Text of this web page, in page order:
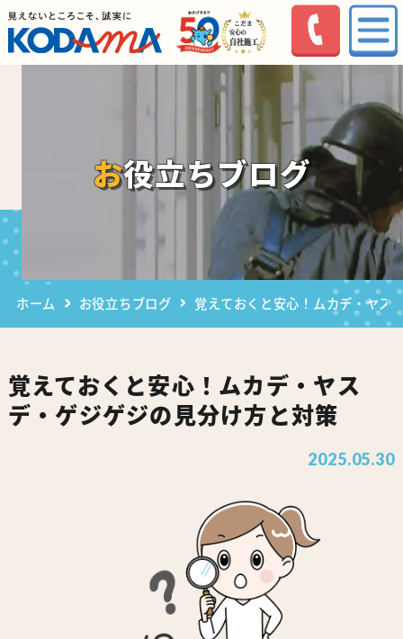
お役立ちブログ
ホーム お役立ちブログ 覚えておくと安心！ムカデ・ヤス
覚えておくと安心！ムカデ・ヤス
デ・ゲジゲジの見分け方と対策
2025.05.30